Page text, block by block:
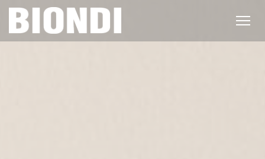
クッキー利用の管理について